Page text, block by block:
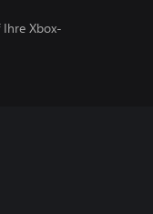
Ihre Xbox-